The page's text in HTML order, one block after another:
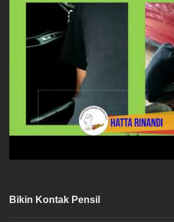
Bikin Kontak Pensil